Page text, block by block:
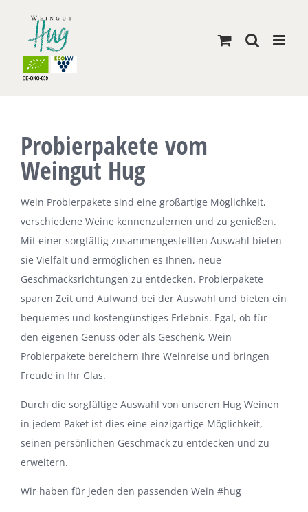
content
Probierpakete vom
Weingut Hug
Wein Probierpakete sind eine großartige Möglichkeit,
verschiedene Weine kennenzulernen und zu genießen.
Mit einer sorgfältig zusammengestellten Auswahl bieten
sie Vielfalt und ermöglichen es Ihnen, neue
Geschmacksrichtungen zu entdecken. Probierpakete
sparen Zeit und Aufwand bei der Auswahl und bieten ein
bequemes und kostengünstiges Erlebnis. Egal, ob für
den eigenen Genuss oder als Geschenk, Wein
Probierpakete bereichern Ihre Weinreise und bringen
Freude in Ihr Glas.
Durch die sorgfältige Auswahl von unseren Hug Weinen
in jedem Paket ist dies eine einzigartige Möglichkeit,
seinen persönlichen Geschmack zu entdecken und zu
erweitern.
Wir haben für jeden den passenden Wein #hug